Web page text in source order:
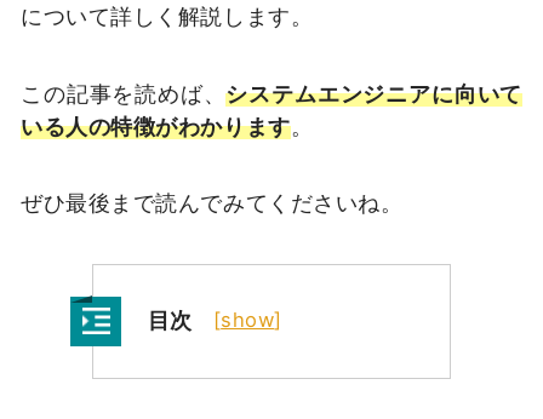
について詳しく解説します。
この記事を読めば、システムエンジニアに向いて
いる人の特徴がわかります。
ぜひ最後まで読んでみてくださいね。
目次 [show]